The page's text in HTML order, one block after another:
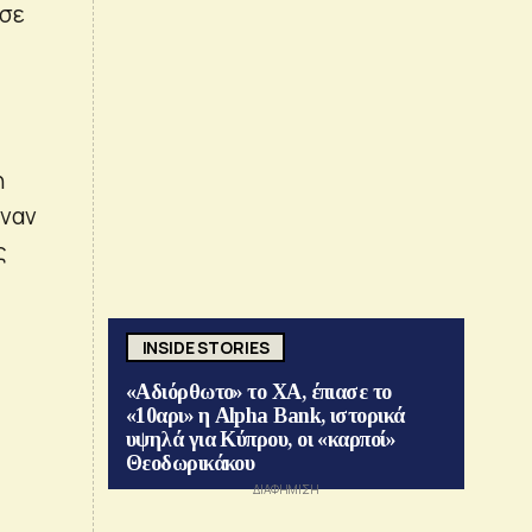
INSIDE STORIES
«Αδιόρθωτο» το ΧΑ, έπιασε το
«10αρι» η Alpha Bank, ιστορικά
υψηλά για Κύπρου, οι «καρποί»
Θεοδωρικάκου